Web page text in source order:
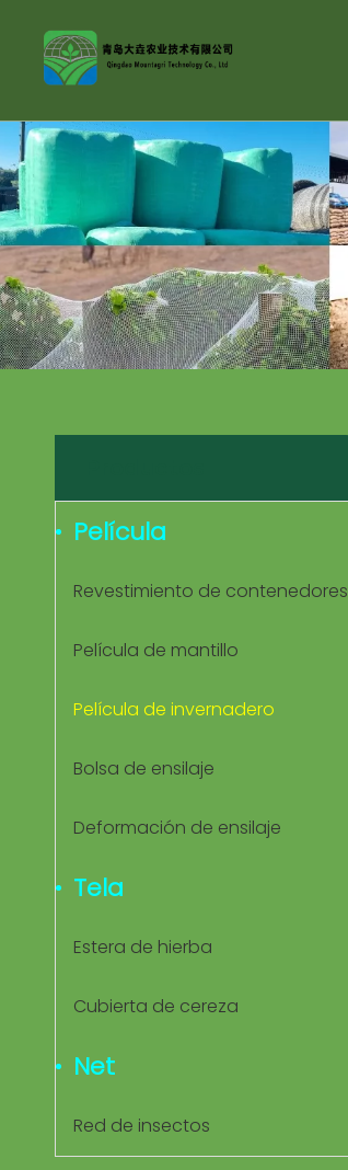
Película
Revestimiento de contenedores
Película de mantillo
Película de invernadero
Bolsa de ensilaje
Deformación de ensilaje
Tela
Estera de hierba
Cubierta de cereza
Net
Red de insectos